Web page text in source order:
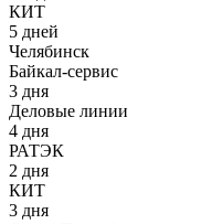
КИТ
5 дней
Челябинск
Байкал-сервис
3 дня
Деловые линии
4 дня
РАТЭК
2 дня
КИТ
3 дня